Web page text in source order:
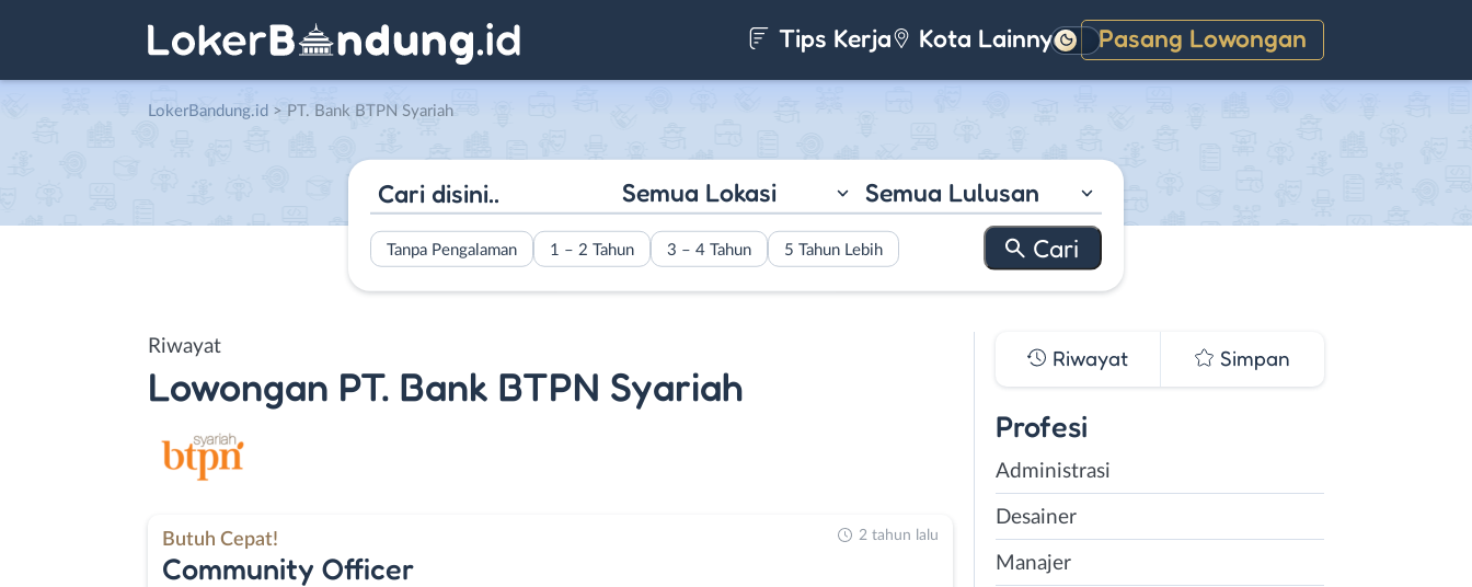
Tips Kerja Kota Lainnya Pasang Lowongan
Gelap
LokerBandung.id > PT. Bank BTPN Syariah
Semua Lokasi Semua Lulusan
Tanpa Pengalaman 1 – 2 Tahun 3 – 4 Tahun 5 Tahun Lebih
Riwayat
Lowongan PT. Bank BTPN Syariah
Butuh Cepat!
Community Officer
2 tahun lalu
Riwayat Simpan
Profesi
Administrasi
Desainer
Manajer